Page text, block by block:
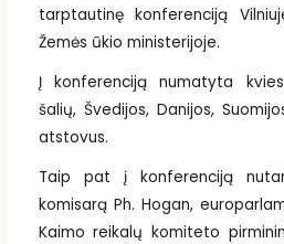
tarptautinę konferenciją
Žemės ūkio ministerijoje.
Į konferenciją numatyta
šalių, Švedijos, Danijos,
atstovus.
Taip pat į konferenciją
komisarą Ph. Hogan,
Kaimo reikalų komiteto